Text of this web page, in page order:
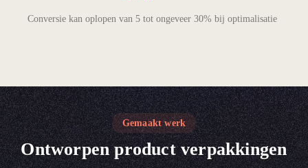
Conversie kan oplopen van 5 tot ongeveer 30% bij optimalisatie
Gemaakt werk
Ontworpen product verpakkingen